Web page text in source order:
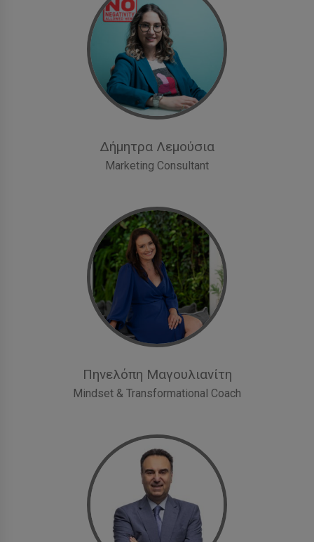
Δήμητρα Λεμούσια
Marketing Consultant
Πηνελόπη Μαγουλιανίτη
Mindset & Transformational Coach